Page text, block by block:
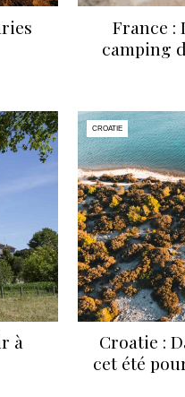
France :
camping
à
CROATIE
Croatie :
cet été